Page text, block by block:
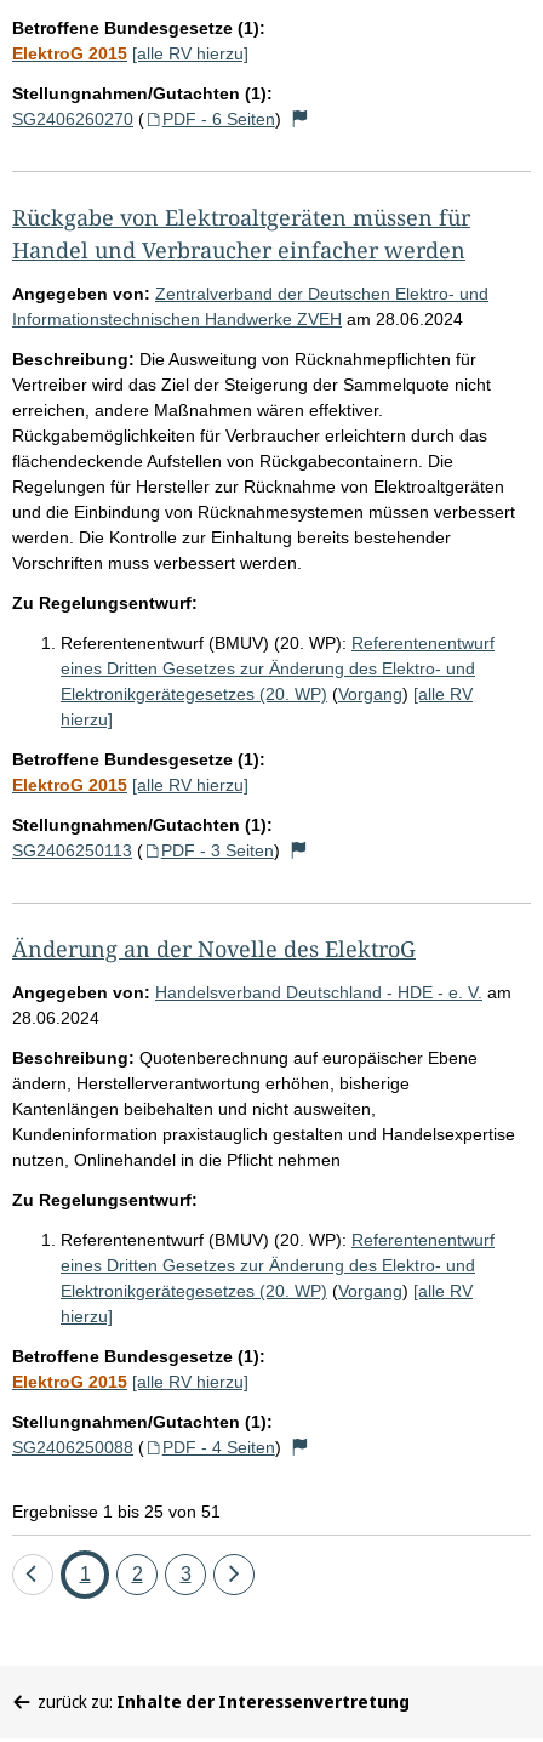
Betroffene Bundesgesetze (1):
ElektroG 2015 [alle RV hierzu]
Stellungnahmen/Gutachten (1):
SG2406260270 ( PDF - 6 Seiten)
Rückgabe von Elektroaltgeräten müssen für
Handel und Verbraucher einfacher werden
Angegeben von: Zentralverband der Deutschen Elektro- und
Informationstechnischen Handwerke ZVEH am 28.06.2024
Beschreibung: Die Ausweitung von Rücknahmepflichten für
Vertreiber wird das Ziel der Steigerung der Sammelquote nicht
erreichen, andere Maßnahmen wären effektiver.
Rückgabemöglichkeiten für Verbraucher erleichtern durch das
flächendeckende Aufstellen von Rückgabecontainern. Die
Regelungen für Hersteller zur Rücknahme von Elektroaltgeräten
und die Einbindung von Rücknahmesystemen müssen verbessert
werden. Die Kontrolle zur Einhaltung bereits bestehender
Vorschriften muss verbessert werden.
Zu Regelungsentwurf:
Referentenentwurf (BMUV) (20. WP): Referentenentwurf
eines Dritten Gesetzes zur Änderung des Elektro- und
Elektronikgerätegesetzes (20. WP) (Vorgang) [alle RV
hierzu]
Betroffene Bundesgesetze (1):
ElektroG 2015 [alle RV hierzu]
Stellungnahmen/Gutachten (1):
SG2406250113 ( PDF - 3 Seiten)
Änderung an der Novelle des ElektroG
Angegeben von: Handelsverband Deutschland - HDE - e. V. am
28.06.2024
Beschreibung: Quotenberechnung auf europäischer Ebene
ändern, Herstellerverantwortung erhöhen, bisherige
Kantenlängen beibehalten und nicht ausweiten,
Kundeninformation praxistauglich gestalten und Handelsexpertise
nutzen, Onlinehandel in die Pflicht nehmen
Zu Regelungsentwurf:
Referentenentwurf (BMUV) (20. WP): Referentenentwurf
eines Dritten Gesetzes zur Änderung des Elektro- und
Elektronikgerätegesetzes (20. WP) (Vorgang) [alle RV
hierzu]
Betroffene Bundesgesetze (1):
ElektroG 2015 [alle RV hierzu]
Stellungnahmen/Gutachten (1):
SG2406250088 ( PDF - 4 Seiten)
Ergebnisse 1 bis 25 von 51
EineSeite
1 Seite
2 Seite
3
Eine
befinden
zurück zu: Inhalte der Interessenvertretung